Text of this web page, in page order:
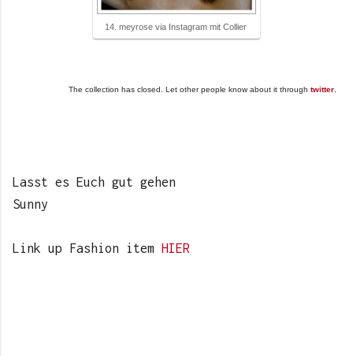
14. meyrose via Instagram mit Collier
The collection has closed. Let other people know about it through twitter.
Lasst es Euch gut gehen
Sunny
Link up Fashion item HIER